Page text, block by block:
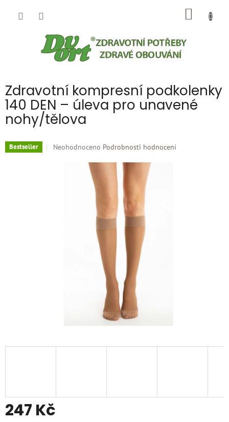
Zdravotní kompresní podkolenky
140 DEN – úleva pro unavené
nohy/tělova
Bestseller
Průměrné
Neohodnoceno Podrobnosti hodnocení
247 Kč